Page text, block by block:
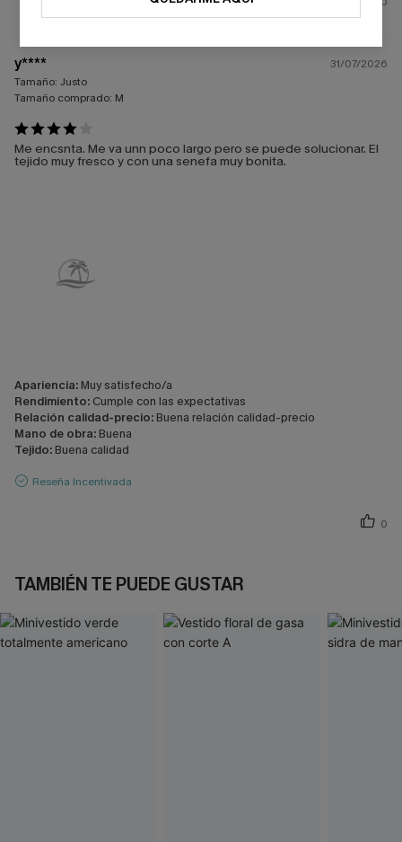
y****
31/07/2026
Tamaño: Justo
Tamaño comprado: M
Me encsnta. Me va unn poco largo pero se puede solucionar. El
tejido muy fresco y con una senefa muy bonita.
Apariencia: Muy satisfecho/a
Rendimiento: Cumple con las expectativas
Relación calidad-precio: Buena relación calidad-precio
Mano de obra: Buena
Tejido: Buena calidad
Reseña Incentivada
0
TAMBIÉN TE PUEDE GUSTAR